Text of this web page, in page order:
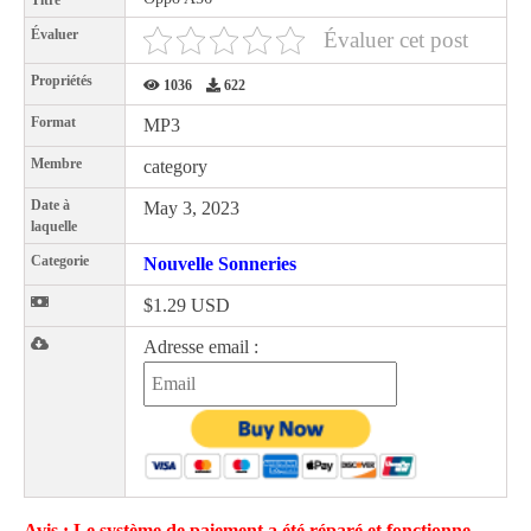
Évaluer Évaluer cet post
Propriétés 1036 622
Format MP3
Membre category
Date à
laquelle
May 3, 2023
Categorie Nouvelle Sonneries
$1.29 USD
Adresse email :